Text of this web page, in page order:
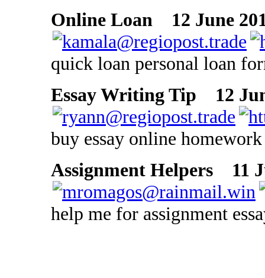
Online Loan
12 June
quick loan personal loan
Essay Writing Tip
12
buy essay online
Assignment Helpers
11
help me for assignment